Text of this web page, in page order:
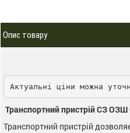
Опис товару
Актуальні ціни можна
Транспортний пристрій СЗОЗШ
Транспортний пристрій